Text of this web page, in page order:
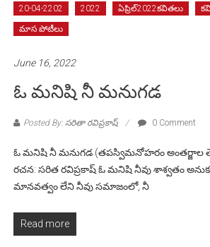
20-04-2202 2022 ఏప్రిల్2022కవితలు
మాస పోటీలు
June 16, 2022
ఓ మనిషి నీ మనుగడ
Posted By: సరితా రవిప్రకాష్ 0 Comment
ఓ మనిషి నీ మనుగడ (తపస్విమనోహరం అంతర్జాల
రచన: సరిత రవిప్రకాష్ ఓ మనిషి నీవు శాశ్వతం
మానవత్వం లేని నీవు సమాజంలో, నీ
Read more